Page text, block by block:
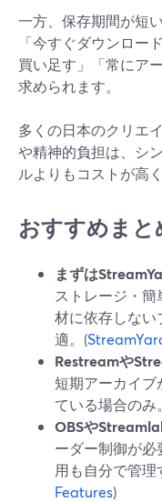
一方、保存期間が短
「今すぐダウンロー
買い足す」「常にア
求められます。
多くの日本のクリエ
や精神的負担は、シ
ルよりもコストが高
おすすめまと
まずは
ストレージ・
材に依存しない
適。(
Restreamや
短期アーカイブ
ている場合のみ。
OBSや
ーダー制御が
用も自分で管
Features)